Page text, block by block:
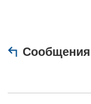
Сообщения